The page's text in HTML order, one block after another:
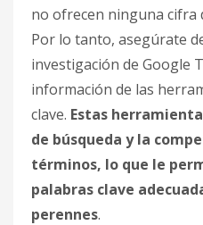
no ofrecen ninguna cifra
Por lo tanto, asegúrate
investigación de Google
información de las
clave. Estas
de búsqueda y la
términos, lo que le
palabras clave
perennes.